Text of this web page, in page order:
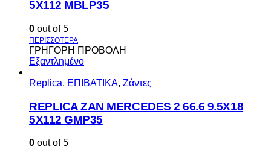
5X112 MBLP35
0 out of 5
ΓΡΗΓΟΡΗ ΠΡΟΒΟΛΗ
Εξαντλημένο
Replica, ΕΠΙΒΑΤΙΚΑ, Ζάντες
REPLICA ZAN MERCEDES 2 66.6 9.5X18
5X112 GMP35
0 out of 5